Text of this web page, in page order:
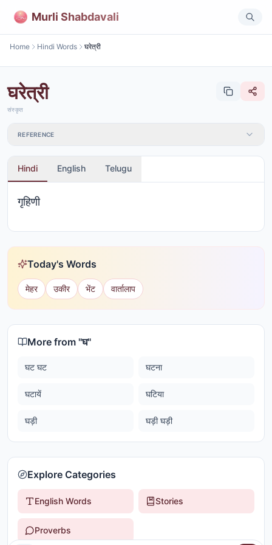
Murli Shabdavali
Home Hindi Words घरेत्री
घरेत्री
संस्कृत
REFERENCE
Hindi English Telugu
गृहिणी
Today's Words
मेहर उकीर भेंट वार्तालाप
More from "घ"
घट घट घटना
घटायें घटिया
घड़ी घड़ी घड़ी
Explore Categories
English Words Stories
Proverbs